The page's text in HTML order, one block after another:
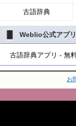
古語辞典
Weblio公式アプリ
古語辞典アプリ - 無
お